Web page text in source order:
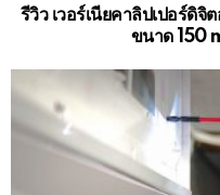
รีวิว เวอร์เนียคาลิปเปอร์ดิ
ขนาด 150